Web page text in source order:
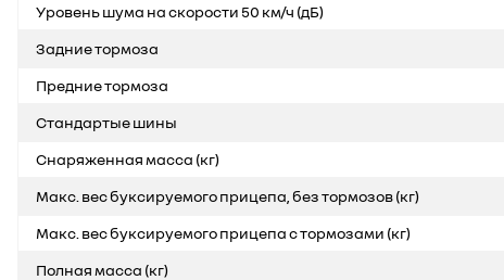
Уровень шума на скорости 50 км/ч (дБ)
Задние тормоза
Предние тормоза
Стандартые шины
Снаряженная масса (кг)
Макс. вес буксируемого прицепа, без тормозов (кг)
Макс. вес буксируемого прицепа с тормозами (кг)
Полная масса (кг)